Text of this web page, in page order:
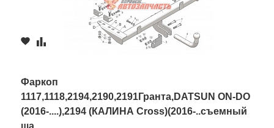
Фаркоп
1117,1118,2194,2190,2191Гранта,DATSUN ON-DO
(2016-....),2194 (КАЛИНА Cross)(2016-..съемный
ша